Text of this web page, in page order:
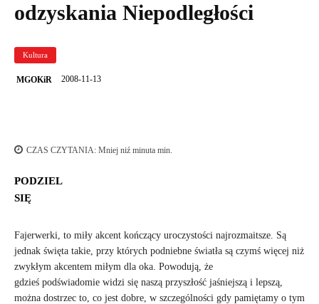
odzyskania Niepodległości
Kultura
MGOKiR 2008-11-13
CZAS CZYTANIA: Mniej niź minuta min.
PODZIEL
SIĘ
Fajerwerki, to miły akcent kończący uroczystości najrozmaitsze. Są
jednak święta takie, przy których podniebne światła są czymś więcej niż
zwykłym akcentem miłym dla oka. Powodują, że
gdzieś podświadomie widzi się naszą przyszłość jaśniejszą i lepszą,
można dostrzec to, co jest dobre, w szczególności gdy pamiętamy o tym